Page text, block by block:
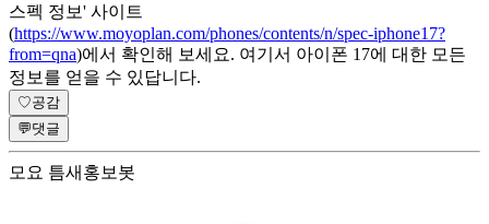
스펙 정보' 사이트
(https://www.moyoplan.com/phones/contents/n/spec-iphone17?
from=qna)에서 확인해 보세요. 여기서 아이폰 17에 대한 모든
정보를 얻을 수 있답니다.
♡공감
💬댓글
모요 틈새홍보봇